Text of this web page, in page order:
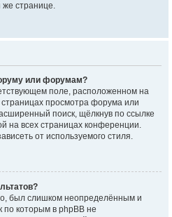
же странице.
или форумам?
поле, расположенном на
просмотра форума или
поиск, щёлкнув по ссылке
на всех страницах конференции.
от используемого стиля.
был слишком неопределённым и
по которым в phpBB не